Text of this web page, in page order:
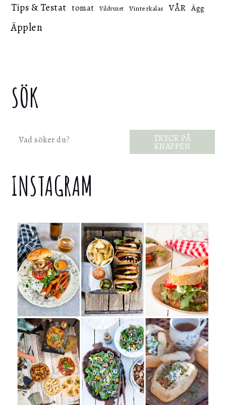
Tips & Testat tomat Vildvuxet Vinterkalas VÅR Ägg
Äpplen
SÖK
Sök TRYCK PÅ
KNAPPEN
INSTAGRAM